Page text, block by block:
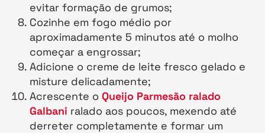
evitar formação de grumos;
Cozinhe em fogo médio por
aproximadamente 5 minutos até o molho
começar a engrossar;
Adicione o creme de leite fresco gelado e
misture delicadamente;
Acrescente o Queijo Parmesão ralado
Galbani ralado aos poucos, mexendo até
derreter completamente e formar um